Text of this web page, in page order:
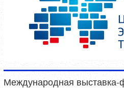
Международная выставка-